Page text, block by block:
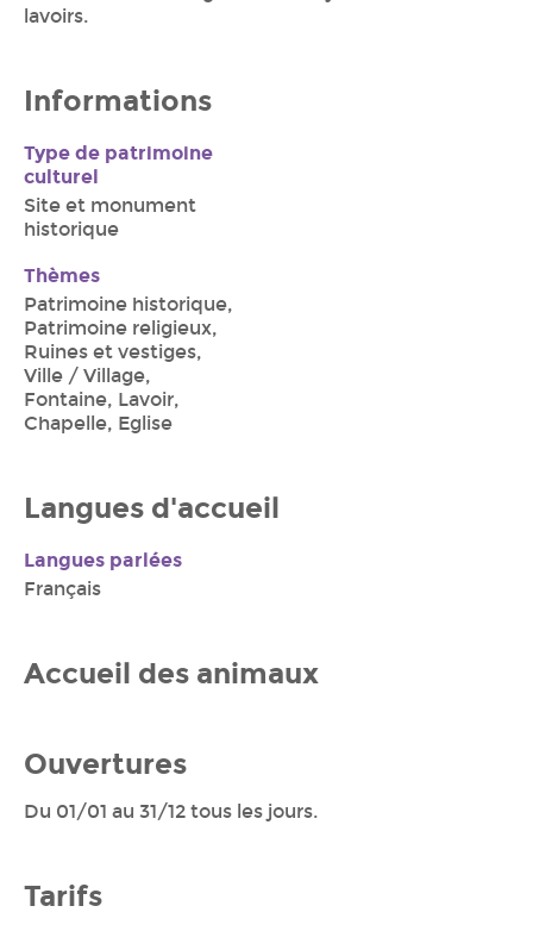
lavoirs.
Informations
Type de patrimoine
culturel
Site et monument
historique
Thèmes
Patrimoine historique,
Patrimoine religieux,
Ruines et vestiges,
Ville / Village,
Fontaine, Lavoir,
Chapelle, Eglise
Langues d'accueil
Langues parlées
Français
Accueil des animaux
Ouvertures
Du 01/01 au 31/12 tous les jours.
Tarifs